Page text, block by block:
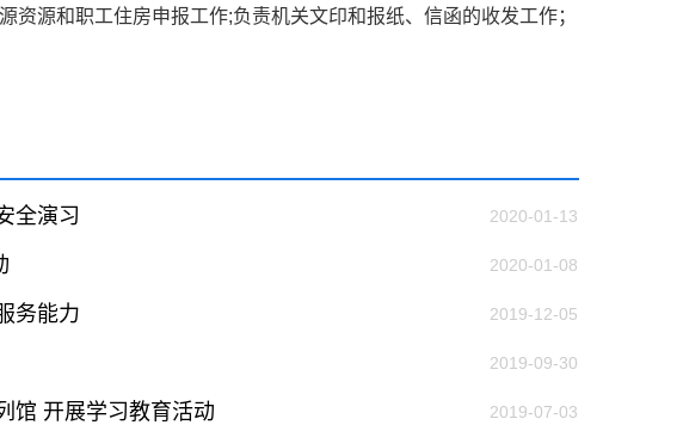
创新驱动发展服务、为提高全民科学素质服务、为党
和纽带的职责，坚持为科技工作者服务、为创新驱动
周围，弘扬科学家精神，涵养优良学风。要坚持面向
源和职工住房申报工作;负责机关文印和报纸、信函的收发工作；
全演习 2020-01-13
2020-01-08
务能力 2019-12-05
2019-09-30
馆 开展学习教育活动 2019-07-03